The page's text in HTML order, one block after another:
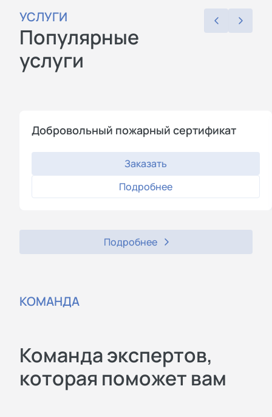
УСЛУГИ
Популярные
услуги
Добровольный пожарный сертификат
Заказать
Подробнее
Подробнее
КОМАНДА
Команда экспертов,
которая поможет вам